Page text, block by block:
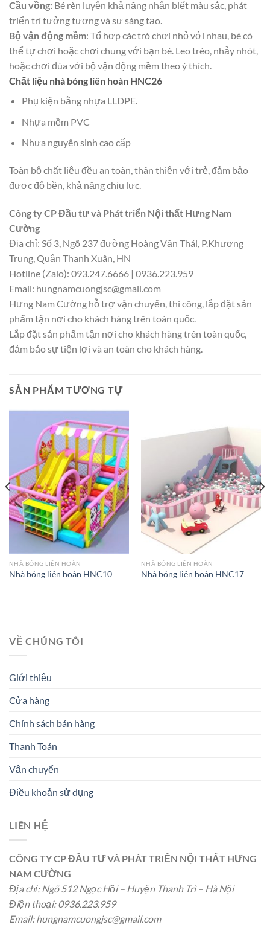
Cầu vồng: Bé rèn luyện khả năng nhận biết màu sắc, phát
triển trí tưởng tượng và sự sáng tạo.
Bộ vận động mềm: Tổ hợp các trò chơi nhỏ với nhau, bé có
thể tự chơi hoặc chơi chung với bạn bè. Leo trèo, nhảy nhót,
hoặc chơi đùa với bộ vận động mềm theo ý thích.
Chất liệu nhà bóng liên hoàn HNC26
Phụ kiện bằng nhựa LLDPE.
Nhựa mềm PVC
Nhựa nguyên sinh cao cấp
Toàn bộ chất liệu đều an toàn, thân thiện với trẻ, đảm bảo
được độ bền, khả năng chịu lực.
Công ty CP Đầu tư và Phát triển Nội thất Hưng Nam
Cường
Địa chỉ: Số 3, Ngõ 237 đường Hoàng Văn Thái, P.Khương
Trung, Quận Thanh Xuân, HN
Hotline (Zalo): 093.247.6666 | 0936.223.959
Email: hungnamcuongjsc@gmail.com
Hưng Nam Cường hỗ trợ vận chuyển, thi công, lắp đặt sản
phẩm tận nơi cho khách hàng trên toàn quốc.
Lắp đặt sản phẩm tận nơi cho khách hàng trên toàn quốc,
đảm bảo sự tiện lợi và an toàn cho khách hàng.
SẢN PHẨM TƯƠNG TỰ
NHÀ BÓNG LIÊN HOÀN
Nhà bóng liên hoàn HNC10
NHÀ BÓNG LIÊN HOÀN
Nhà bóng liên hoàn HNC17
VỀ CHÚNG TÔI
Giới thiệu
Cửa hàng
Chính sách bán hàng
Thanh Toán
Vận chuyển
Điều khoản sử dụng
LIÊN HỆ
CÔNG TY CP ĐẦU TƯ VÀ PHÁT TRIỂN NỘI THẤT HƯNG
NAM CƯỜNG
Địa chỉ: Ngõ 512 Ngọc Hồi – Huyện Thanh Trì – Hà Nội
Điện thoại: 0936.223.959
Email:hungnamcuongjsc@gmail.com